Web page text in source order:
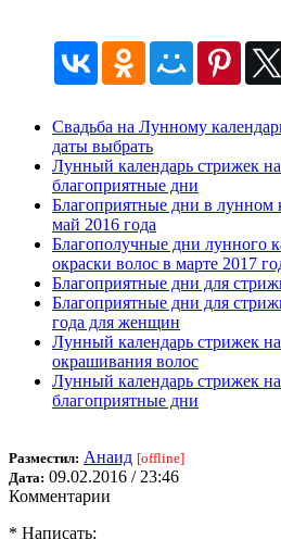
Свадьба на Лунному
даты выбрать
Лунный календарь стрижек
благоприятные дни
Благоприятные дни в лунном
май 2016 года
Благополучные дни лунного
окраски волос в марте 2017
Благоприятные дни для
Благоприятные дни для
года для женщин
Лунный календарь стрижек
окрашивания волос
Лунный календарь стрижек на
благоприятные дни
Разместил: Анаид [offline]
Дата: 09.02.2016 / 23:46
Комментарии
* Написать: